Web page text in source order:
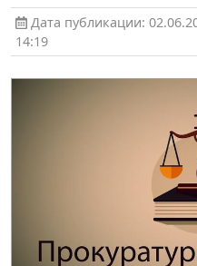
Дата публикации:
14:19